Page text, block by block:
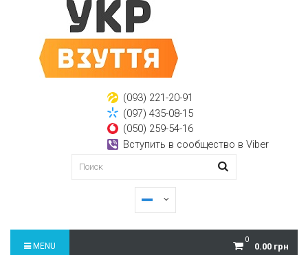
(093) 221-20-91
(097) 435-08-15
(050) 259-54-16
Вступить в сообщество в Viber
0
0.00 грн
MENU